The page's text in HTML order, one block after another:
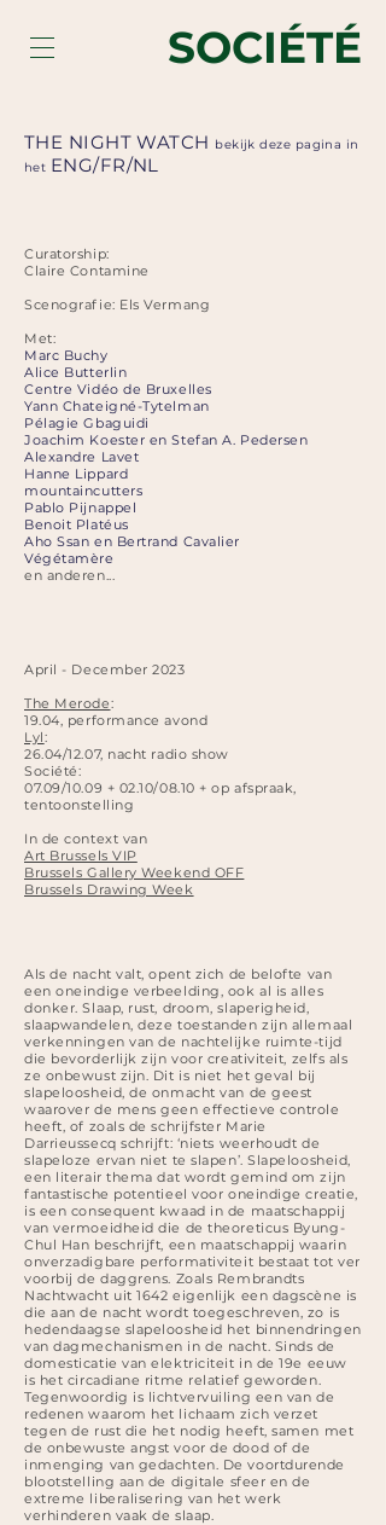
SOCIÉTÉ
THE NIGHT WATCH bekijk deze pagina in
het ENG/FR/NL
Curatorship:
Claire Contamine
Scenografie: Els Vermang
Met:
Marc Buchy
Alice Butterlin
Centre Vidéo de Bruxelles
Yann Chateigné-Tytelman
Pélagie Gbaguidi
Joachim Koester en Stefan A. Pedersen
Alexandre Lavet
Hanne Lippard
mountaincutters
Pablo Pijnappel
​Benoit Platéus
Aho Ssan en Bertrand Cavalier
Végétamère
en anderen...
April - December 2023
The Merode:
19.04, performance avond
Lyl:
26.04/12.07, nacht radio show
Société:
07.09/10.09 + 02.10/08.10 + op afspraak,
tentoonstelling
In de context van
Art Brussels VIP
Brussels Gallery Weekend OFF
Brussels Drawing Week
Als de nacht valt, opent zich de belofte van
een oneindige verbeelding, ook al is alles
donker. Slaap, rust, droom, slaperigheid,
slaapwandelen, deze toestanden zijn allemaal
verkenningen van de nachtelijke ruimte-tijd
die bevorderlijk zijn voor creativiteit, zelfs als
ze onbewust zijn. Dit is niet het geval bij
slapeloosheid, de onmacht van de geest
waarover de mens geen effectieve controle
heeft, of zoals de schrijfster Marie
Darrieussecq schrijft: ‘niets weerhoudt de
slapeloze ervan niet te slapen’. Slapeloosheid,
een literair thema dat wordt gemind om zijn
fantastische potentieel voor oneindige creatie,
is een consequent kwaad in de maatschappij
van vermoeidheid die de theoreticus Byung-
Chul Han beschrijft, een maatschappij waarin
onverzadigbare performativiteit bestaat tot ver
voorbij de daggrens. Zoals Rembrandts
Nachtwacht uit 1642 eigenlijk een dagscène is
die aan de nacht wordt toegeschreven, zo is
hedendaagse slapeloosheid het binnendringen
van dagmechanismen in de nacht. Sinds de
domesticatie van elektriciteit in de 19e eeuw
is het circadiane ritme relatief geworden.
Tegenwoordig is lichtvervuiling een van de
redenen waarom het lichaam zich verzet
tegen de rust die het nodig heeft, samen met
de onbewuste angst voor de dood of de
inmenging van gedachten. De voortdurende
blootstelling aan de digitale sfeer en de
extreme liberalisering van het werk
verhinderen vaak de slaap.